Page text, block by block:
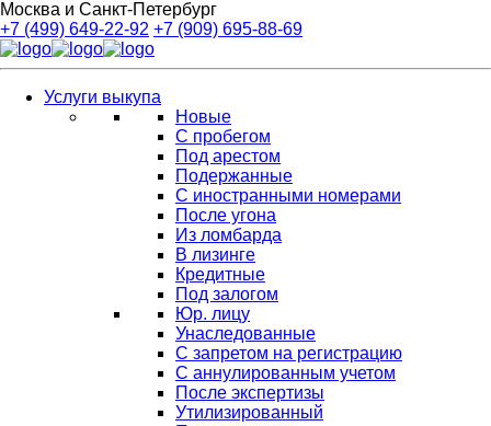
Москва и Санкт-Петербург
+7 (499) 649-22-92 +7 (909) 695-88-69
Услуги выкупа
Новые
С пробегом
Под арестом
Подержанные
С иностранными номерами
После угона
Из ломбарда
В лизинге
Кредитные
Под залогом
Юр. лицу
Унаследованные
С запретом на регистрацию
С аннулированным учетом
После экспертизы
Утилизированный